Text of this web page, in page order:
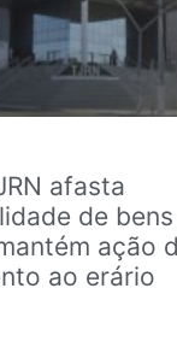
afasta
de
ação
ao erário